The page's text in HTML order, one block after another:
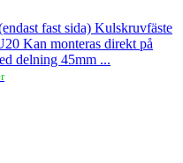
fast sida) Kulskruvfäste
Kan monteras direkt på
delning 45mm ...